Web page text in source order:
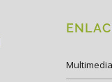
Multimedia